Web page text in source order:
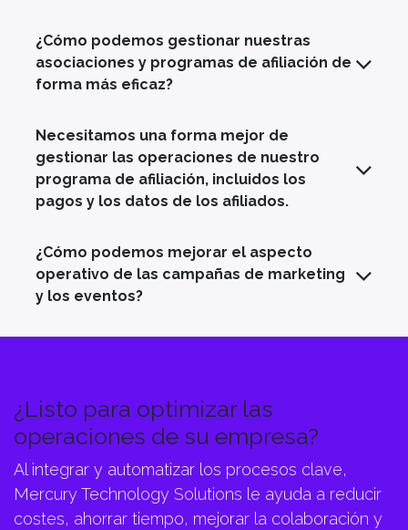
¿Cómo podemos gestionar nuestras
asociaciones y programas de afiliación de
forma más eficaz?
Necesitamos una forma mejor de
gestionar las operaciones de nuestro
programa de afiliación, incluidos los
pagos y los datos de los afiliados.
¿Cómo podemos mejorar el aspecto
operativo de las campañas de marketing
y los eventos?
¿Listo para optimizar las
operaciones de su empresa?
Al integrar y automatizar los procesos clave,
Mercury Technology Solutions le ayuda a reducir
costes, ahorrar tiempo, mejorar la colaboración y